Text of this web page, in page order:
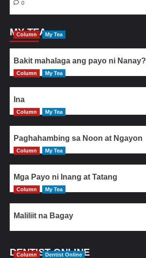
0
MY TEA
Column My Tea
Bakit mahalaga ang payo ni Nanay?
Column My Tea
Ina
Column My Tea
Paghahambing sa Noon at Ngayon
Column My Tea
Mga Payo ni Inang at Tatang
Column My Tea
Maliliit na Bagay
DENTIST ONLINE
Column Dentist Online